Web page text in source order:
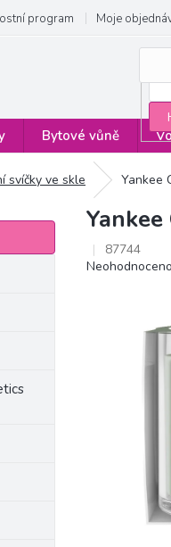
program Moje
Bytové vůně
svíčky ve skle Yankee
87744
Průměrné
Neohodnoceno